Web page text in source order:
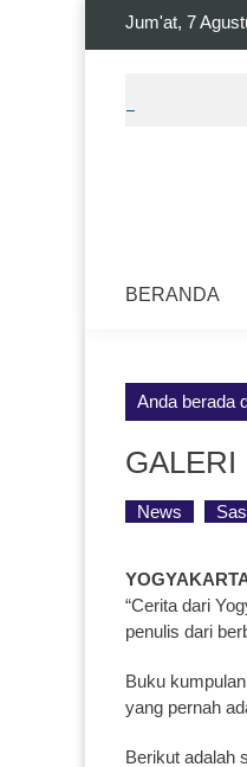
Jum'at, 7
BERANDA
Anda berada
GALERI
News
“Cerita dari
penulis dari
Buku
yang pernah
Berikut adalah